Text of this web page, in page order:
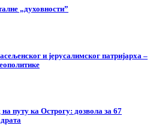
„духовности”
и јерусалимског патријарха –
путу ка Острогу: дозвола за 67